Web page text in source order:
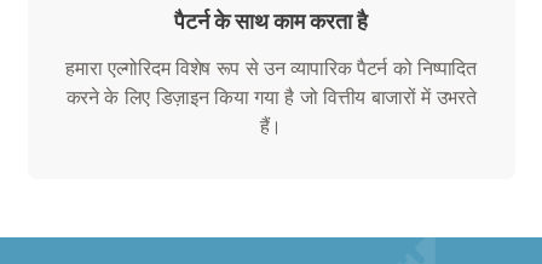
पैटर्न के साथ काम करता है
हमारा एल्गोरिदम विशेष रूप से उन व्यापारिक पैटर्न को निष्पादित
करने के लिए डिज़ाइन किया गया है जो वित्तीय बाजारों में उभरते
हैं।